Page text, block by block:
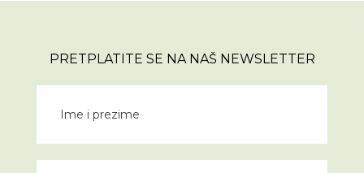
PRETPLATITE SE NA NAŠ NEWSLETTER